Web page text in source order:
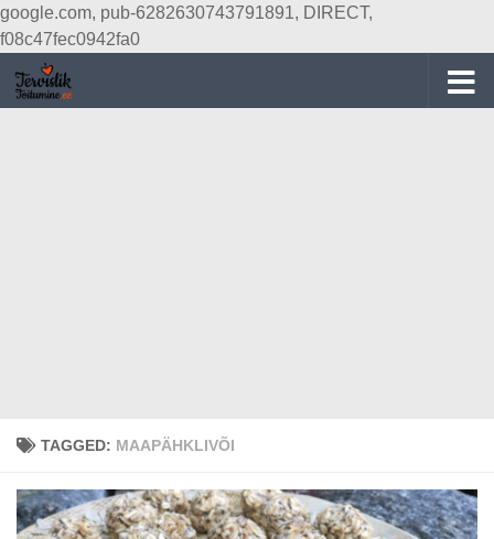
google.com, pub-6282630743791891, DIRECT,
f08c47fec0942fa0
Skip to content
TAGGED: MAAPÄHKLIVÕI